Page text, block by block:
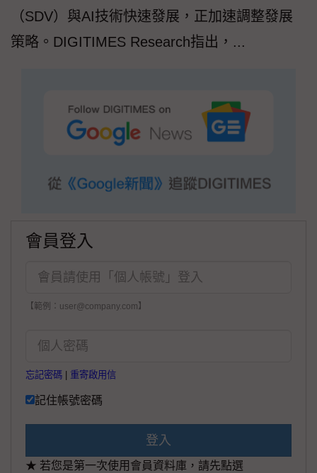
（SDV）與AI技術快速發展，正加速調整發展
策略。DIGITIMES Research指出，...
會員登入
【範例：user@company.com】
忘記密碼 重寄啟用信
記住帳號密碼
登入
★ 若您是第一次使用會員資料庫，請先點選